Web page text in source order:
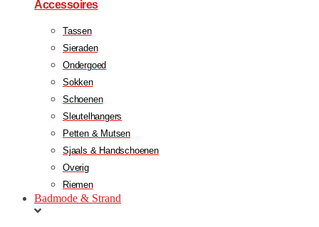
Accessoires
Tassen
Sieraden
Ondergoed
Sokken
Schoenen
Sleutelhangers
Petten & Mutsen
Sjaals & Handschoenen
Overig
Riemen
Badmode & Strand